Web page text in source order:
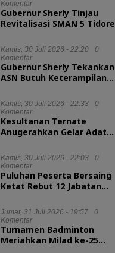
Komentar
Gubernur Sherly Tinjau
Revitalisasi SMAN 5 Tidore
Kamis, 30 Juli 2026 - 22:20
0
Komentar
Gubernur Sherly Tekankan
ASN Butuh Keterampilan
Kamis, 30 Juli 2026 - 22:33
0
Komentar
Kesultanan Ternate
Anugerahkan Gelar Adat
Kepala LAN RI
Kamis, 30 Juli 2026 - 22:03
0
Komentar
Puluhan Peserta Bersaing
Ketat Rebut 12 Jabatan
Jumat, 31 Juli 2026 - 19:57
0
Komentar
Turnamen Badminton
Meriahkan Milad ke-25